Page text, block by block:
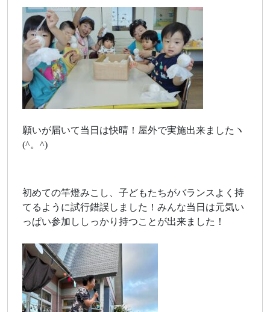
願いが届いて当日は快晴！屋外で実施出来ましたヽ
(^。^)
初めての竿燈みこし、子どもたちがバランスよく持
てるように試行錯誤しました！みんな当日は元気い
っぱい参加ししっかり持つことが出来ました！